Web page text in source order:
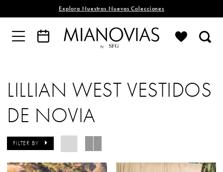
Explora Nuestras Nuevas Colecciones
LILLIAN WEST VESTIDOS
DE NOVIA
FILTER BY